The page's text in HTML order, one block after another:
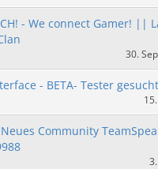
- We connect Gamer! ||
30.
- BETA- Tester gesucht
Community